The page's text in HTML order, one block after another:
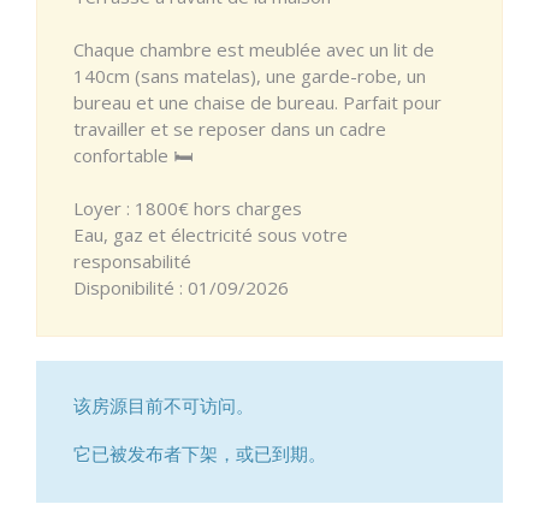
Chaque chambre est meublée avec un lit de
140cm (sans matelas), une garde-robe, un
bureau et une chaise de bureau. Parfait pour
travailler et se reposer dans un cadre
confortable 🛏️
Loyer : 1800€ hors charges
Eau, gaz et électricité sous votre
responsabilité
Disponibilité : 01/09/2026
该房源目前不可访问。
它已被发布者下架，或已到期。